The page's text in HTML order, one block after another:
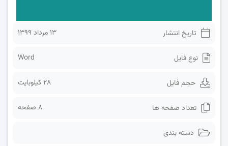
تاریخ انتشار ۱۳ مرداد ۱۳۹۹
نوع فایل Word
حجم فایل 28 کیلوبایت
تعداد صفحه ها 8 صفحه
دسته بندی